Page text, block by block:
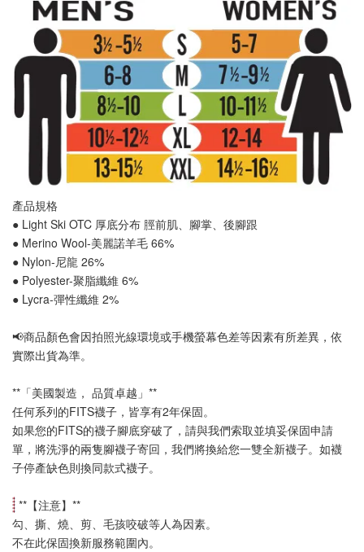
產品規格
● Light Ski OTC 厚底分布 脛前肌、 腳掌、 後腳跟
● Merino Wool-美麗諾羊毛 66%
● Nylon-尼龍 26%
● Polyester-聚脂纖維 6%
● Lycra-彈性纖維 2%
📢商品顏色會因拍照光線環境或手機螢幕色差等因素有所差異，依
實際出貨為準。
**「美國製造， 品質卓越」**
任何系列的FITS襪子，皆享有2年保固。
如果您的FITS的襪子腳底穿破了，請與我們索取並填妥保固申請
單，將洗淨的兩隻腳襪子寄回，我們將換給您一雙全新襪子。如襪
子停產缺色則換同款式襪子。
**【注意】**
勾、撕、燒、剪、毛孩咬破等人為因素。
不在此保固換新服務範圍內。